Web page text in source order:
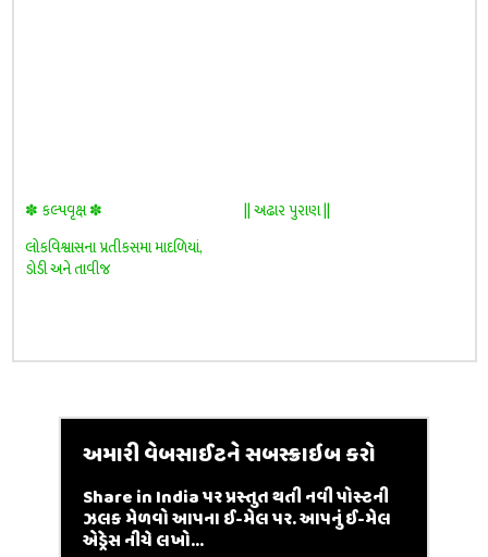
✽ કલ્પવૃક્ષ ✽
|| અઢાર પુરાણ ||
લોકવિશ્વાસના પ્રતીકસમા માદળિયાં,
ડોડી અને તાવીજ
અમારી વેબસાઈટને સબસ્ક્રાઇબ કરો
Share in India પર પ્રસ્તુત થતી નવી પોસ્ટની
ઝલક મેળવો આપના ઈ-મેલ પર. આપનું ઈ-મેલ
એડ્રેસ નીચે લખો...